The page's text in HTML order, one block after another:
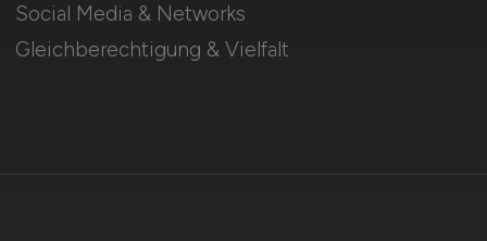
Social Media & Networks
Gleichberechtigung & Vielfalt